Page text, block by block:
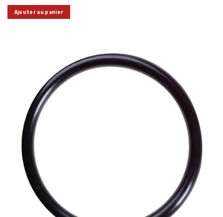
Ajouter au panier